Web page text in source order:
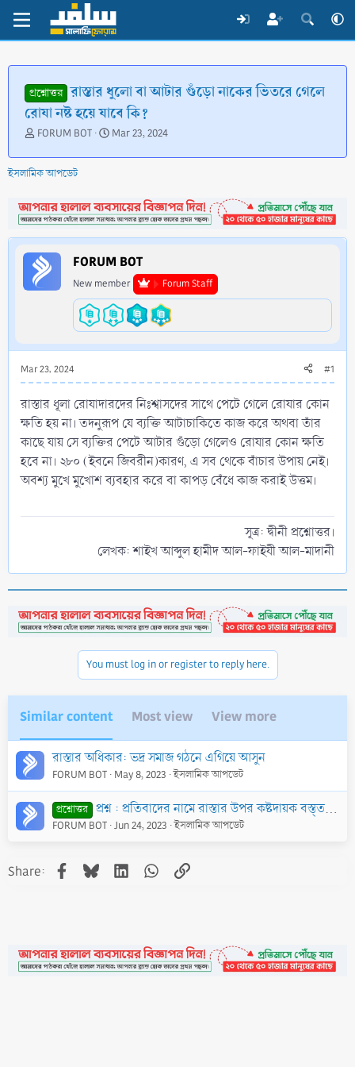
প্রশ্নোত্তর রাস্তার ধুলো বা আটার গুঁড়ো নাকের ভিতরে গেলে
রোযা নষ্ট হয়ে যাবে কি?
T
r
e
d
s
t
a
r
t
FORUM BOT
S
a
d
a
t
e
Mar 23, 2024
ইসলামিক আপডেট
FORUM BOT
New member Forum Staff
Mar 23, 2024 #1
রাস্তার ধূলা রোযাদারদের নিঃশ্বাসদের সাথে পেটে গেলে রোযার কোন
ক্ষতি হয় না। তদনুরূপ যে ব্যক্তি আটাচাকিতে কাজ করে অথবা তাঁর
কাছে যায় সে ব্যক্তির পেটে আটার গুঁড়ো গেলেও রোযার কোন ক্ষতি
হবে না। ২৮০ (ইবনে জিবরীন)কারণ, এ সব থেকে বাঁচার উপায় নেই।
অবশ্য মুখে মুখোশ ব্যবহার করে বা কাপড় বেঁধে কাজ করাই উত্তম।
সূত্র: দ্বীনী প্রশ্নোত্তর।
লেখক: শাইখ আব্দুল হামীদ আল-ফাইযী আল-মাদানী​
You must log in or register to reply here.
Similar content Most view View more
রাস্তার অধিকার: ভদ্র সমাজ গঠনে এগিয়ে আসুন
FORUM BOT May 8, 2023 ইসলামিক আপডেট
প্রশ্নোত্তর প্রশ্ন : প্রতিবাদের নামে রাস্তার উপর কষ্টদায়ক বস্ত্ত যেমন ময়লা-আবর্জনা ফেলে রাখা, গাছ কেটে ফেলে রাখা, গর্ত করা, প্রতিবন্ধকতা সৃষ্টি করা ইত্যাদি জায়েয
FORUM BOT Jun 24, 2023 ইসলামিক আপডেট
Share: Facebook
BlueskyLinkedInWhatsApp
Link